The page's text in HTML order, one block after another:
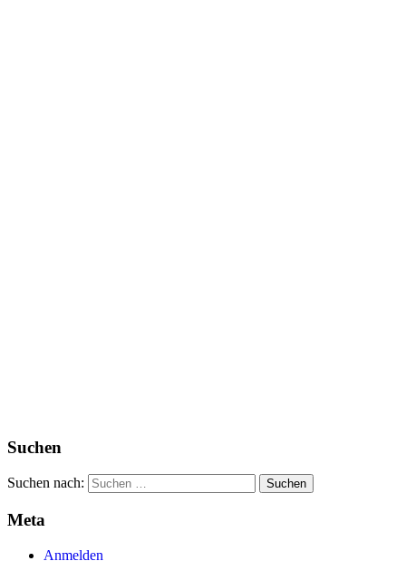
Suchen
Suchen nach:
Meta
Anmelden